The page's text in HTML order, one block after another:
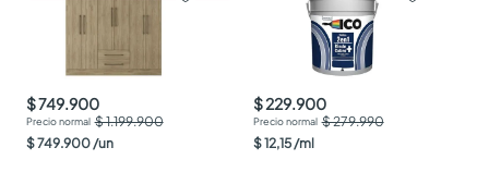
$ 749.900
$ 1.199.900
$749.900 /un
$ 229.900
$ 279.990
$12,15 /ml